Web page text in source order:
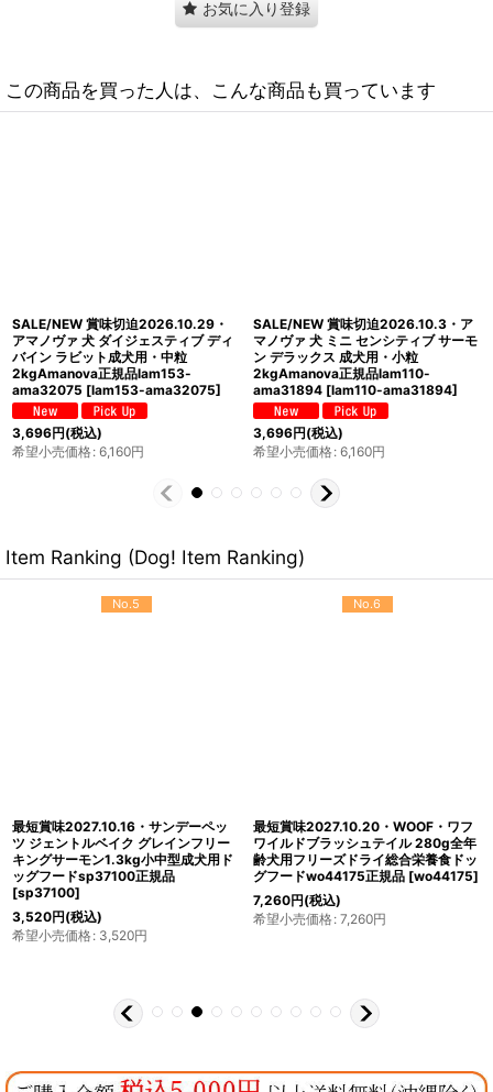
お気に入り登録
この商品を買った人は、こんな商品も買っています
NEW 最短賞味2026.11.13・アマノヴ
ァ 犬 ミニ ダイジェスティブ ディバイ
ン ラビット成犬用・小粒
800gAmanova正規品lam113-
ama73771 lam113-ama73771]
2,970円(税込)
希望小売価格: 2,970円
SALE/NEW 賞味切迫2026.11.6・ア
マノヴァ 高齢犬 マチュア ミニ フィッ
シュ デリカシー シニア犬用・小粒
2kgAmanova正規品lam132-
ama76727 [lam132-ama76727]
4,158円(税込)
希望小売価格: 5,940円
Item Ranking (Dog! Item Ranking)
No.5
最短賞味2027.10.16・サンデーペッ
ツ ジェントルベイク グレインフリー
キングサーモン1.3kg小中型成犬用ド
ッグフードsp37100正規品
[sp37100]
3,520円(税込)
希望小売価格: 3,520円
No.6
最短賞味2027.10.20・WOOF・ワフ
ワイルドブラッシュテイル 280g全年
齢犬用フリーズドライ総合栄養食ドッ
グフードwo44175正規品 [wo44175]
7,260円(税込)
希望小売価格: 7,260円